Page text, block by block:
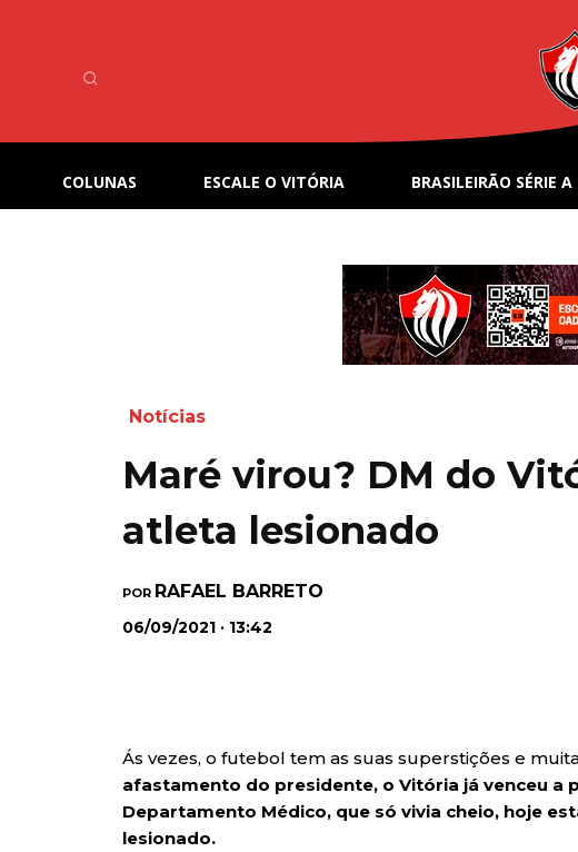
COLUNAS ESCALE O VITÓRIA BRASILEIRÃO SÉRIE A
Notícias
Maré virou? DM do
atleta lesionado
POR RAFAEL BARRETO
06/09/2021 · 13:42
Ás vezes, o futebol tem as suas superstições e
afastamento do presidente, o Vitória já venceu a
Departamento Médico, que só vivia cheio, hoje
lesionado.